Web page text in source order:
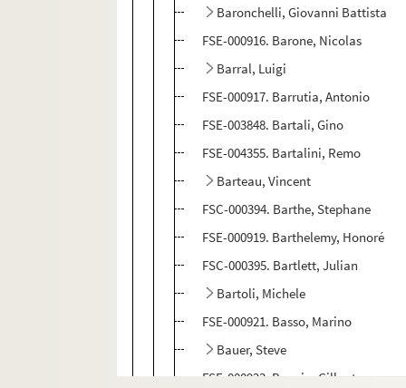
Baronchelli, Giovanni Battista
FSE-000916. Barone, Nicolas
Barral, Luigi
FSE-000917. Barrutia, Antonio
FSE-003848. Bartali, Gino
FSE-004355. Bartalini, Remo
Barteau, Vincent
FSC-000394. Barthe, Stephane
FSE-000919. Barthelemy, Honoré
FSC-000395. Bartlett, Julian
Bartoli, Michele
FSE-000921. Basso, Marino
Bauer, Steve
FSE-000923. Bauvin, Gilbert